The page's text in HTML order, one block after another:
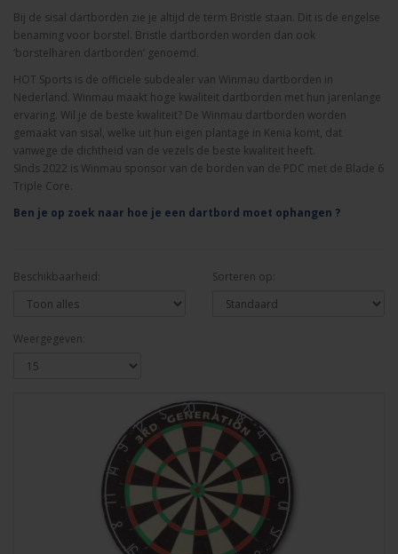
Bij de sisal dartborden zie je altijd de term Bristle staan. Dit is de engelse
benaming voor borstel. Bristle dartborden worden dan ook
‘borstelharen dartborden’ genoemd.
HOT Sports is de officiele subdealer van Winmau dartborden in
Nederland. Winmau maakt hoge kwaliteit dartborden met hun jarenlange
ervaring. Wil je de beste kwaliteit? De Winmau dartborden worden
gemaakt van sisal, welke uit hun eigen plantage in Kenia komt, dat
vanwege de dichtheid van de vezels de beste kwaliteit heeft.
SInds 2022 is Winmau sponsor van de borden van de PDC met de Blade 6
Triple Core.
Ben je op zoek naar hoe je een dartbord moet ophangen ?
Beschikbaarheid: Sorteren op:
Weergegeven: